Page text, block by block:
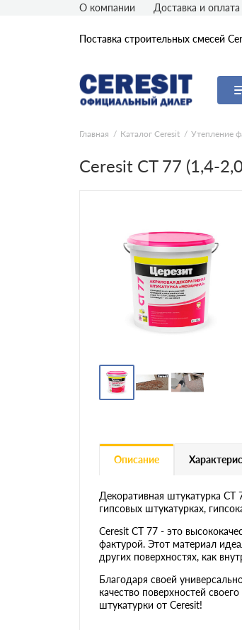
Поставка строительных смесей
Перейти в каталог
Утепление фасадов
Отделка стен Ceresit
Кладочные и
Ceresit
Герметики и клеи
О компании Доставка и оплата
Главная Каталог Ceresit Утепление
Ceresit CT 77 (1,4-
Описание
Декоративная штукатурка
гипсовых штукатурках,
Ceresit CT 77 - это
фактурой. Этот материал
других поверхностях, как
Благодаря своей
качество поверхностей
штукатурки от Ceresit!